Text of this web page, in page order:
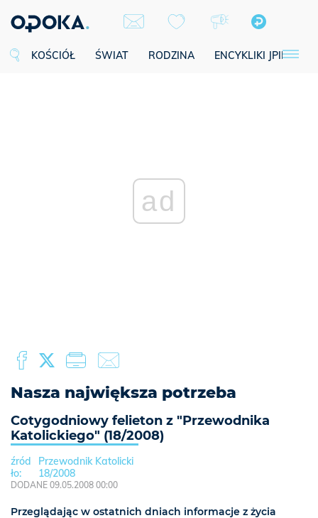
KOŚCIÓŁ ŚWIAT RODZINA ENCYKLIKI JPII
ad
Nasza największa potrzeba
Cotygodniowy felieton z "Przewodnika
Katolickiego" (18/2008)
Przewodnik Katolicki
18/2008
DODANE 09.05.2008 00:00
Przeglądając w ostatnich dniach informacje z życia